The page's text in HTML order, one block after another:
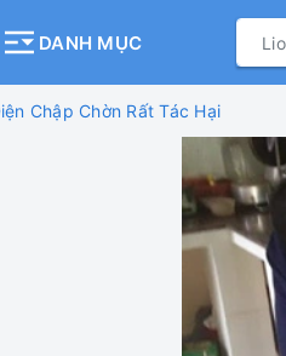
DANH MỤC
Chập Chờn Rất Tác Hại